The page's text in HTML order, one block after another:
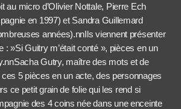
au micro d’Olivier Nottale, Pierre Ech
en 1997) et Sandra Guillemard
années).nnIls viennent présenter
: »Si Guitry m’était conté », pièces en un
Gutry, maître des mots et de
ces 5 pièces en un acte, des personnages
ce petit grain de folie qui les rend si
des 4 coins née dans une enceinte